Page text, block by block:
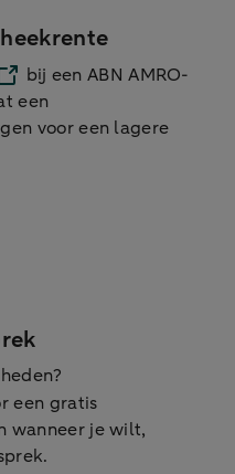
bij een ABN AMRO-
een
voor een lagere
een gratis
wanneer je wilt,